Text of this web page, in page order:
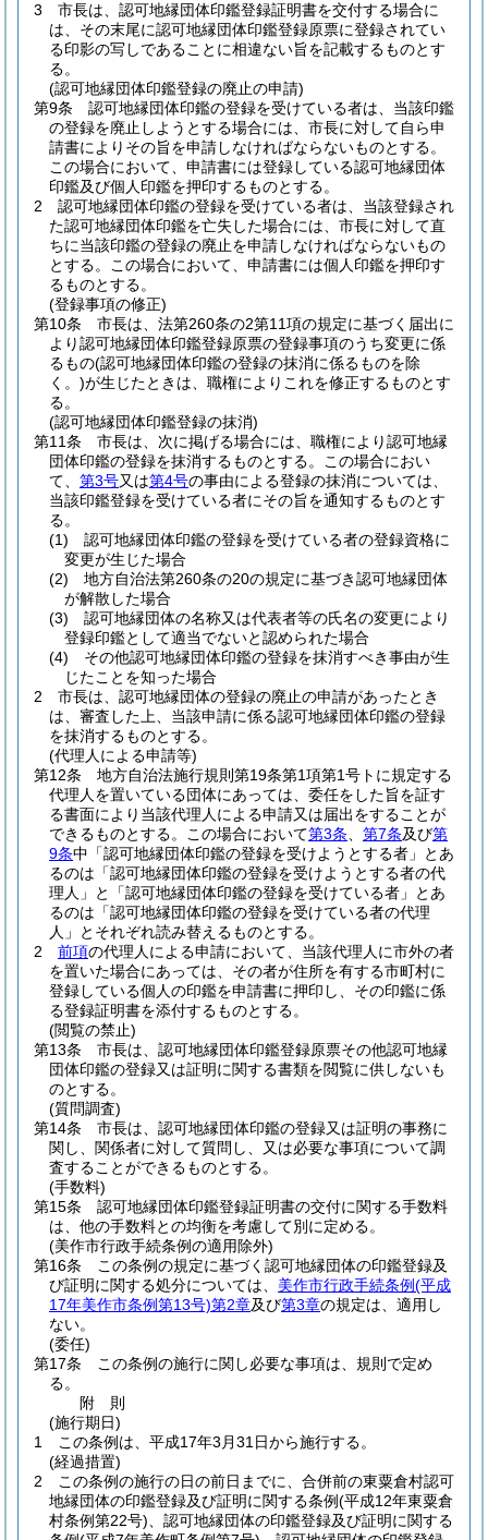
3
市長は、認可地縁団体印鑑登録証明書を交付する場合に
は、その末尾に認可地縁団体印鑑登録原票に登録されてい
る印影の写しであることに相違ない旨を記載するものとす
る。
(認可地縁団体印鑑登録の廃止の申請)
第9条
認可地縁団体印鑑の登録を受けている者は、当該印鑑
の登録を廃止しようとする場合には、市長に対して自ら申
請書によりその旨を申請しなければならないものとする。
この場合において、申請書には登録している認可地縁団体
印鑑及び個人印鑑を押印するものとする。
2
認可地縁団体印鑑の登録を受けている者は、当該登録され
た認可地縁団体印鑑を亡失した場合には、市長に対して直
ちに当該印鑑の登録の廃止を申請しなければならないもの
とする。
この場合において、申請書には個人印鑑を押印す
るものとする。
(登録事項の修正)
第10条
市長は、法第260条の2第11項の規定に基づく届出に
より認可地縁団体印鑑登録原票の登録事項のうち変更に係
るもの(認可地縁団体印鑑の登録の抹消に係るものを除
く。)が生じたときは、職権によりこれを修正するものとす
る。
(認可地縁団体印鑑登録の抹消)
第11条
市長は、次に掲げる場合には、職権により認可地縁
団体印鑑の登録を抹消するものとする。
この場合におい
て、 第3号又は第4号の事由による登録の抹消については、
当該印鑑登録を受けている者にその旨を通知するものとす
る。
(1)
認可地縁団体印鑑の登録を受けている者の登録資格に
変更が生じた場合
(2)
地方自治法第260条の20の規定に基づき認可地縁団体
が解散した場合
(3)
認可地縁団体の名称又は代表者等の氏名の変更により
登録印鑑として適当でないと認められた場合
(4)
その他認可地縁団体印鑑の登録を抹消すべき事由が生
じたことを知った場合
2
市長は、認可地縁団体の登録の廃止の申請があったとき
は、審査した上、当該申請に係る認可地縁団体印鑑の登録
を抹消するものとする。
(代理人による申請等)
第12条
地方自治法施行規則第19条第1項第1号トに規定する
代理人を置いている団体にあっては、委任をした旨を証す
る書面により当該代理人による申請又は届出をすることが
できるものとする。
この場合において第3条 第7条及び第
9条中「認可地縁団体印鑑の登録を受けようとする者」とあ
るのは「認可地縁団体印鑑の登録を受けようとする者の代
理人」と「認可地縁団体印鑑の登録を受けている者」とあ
るのは「認可地縁団体印鑑の登録を受けている者の代理
人」とそれぞれ読み替えるものとする。
2
前項の代理人による申請において、当該代理人に市外の者
を置いた場合にあっては、その者が住所を有する市町村に
登録している個人の印鑑を申請書に押印し、その印鑑に係
る登録証明書を添付するものとする。
(閲覧の禁止)
第13条
市長は、認可地縁団体印鑑登録原票その他認可地縁
団体印鑑の登録又は証明に関する書類を閲覧に供しないも
のとする。
(質問調査)
第14条
市長は、認可地縁団体印鑑の登録又は証明の事務に
関し、関係者に対して質問し、又は必要な事項について調
査することができるものとする。
(手数料)
第15条
認可地縁団体印鑑登録証明書の交付に関する手数料
は、他の手数料との均衡を考慮して別に定める。
(美作市行政手続条例の適用除外)
第16条
この条例の規定に基づく認可地縁団体の印鑑登録及
び証明に関する処分については、 美作市行政手続条例(平成
17年美作市条例第13号)第2章及び第3章の規定は、適用し
ない。
(委任)
第17条
この条例の施行に関し必要な事項は、規則で定め
る。
附 則
(施行期日)
1
この条例は、平成17年3月31日から施行する。
(経過措置)
2
この条例の施行の日の前日までに、合併前の東粟倉村認可
地縁団体の印鑑登録及び証明に関する条例(平成12年東粟倉
村条例第22号) 、認可地縁団体の印鑑登録及び証明に関する